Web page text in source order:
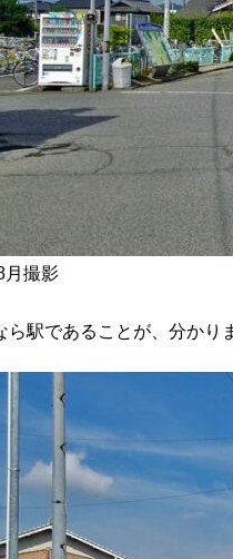
撮影
ら駅であることが、分かり